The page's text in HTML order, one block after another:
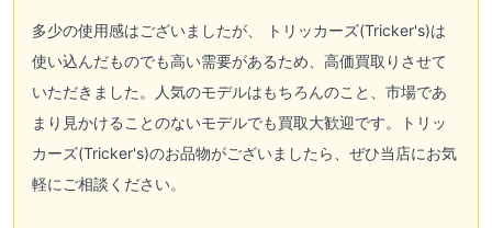
多少の使用感はございましたが、 トリッカーズ(Tricker's)は
使い込んだものでも高い需要があるため、高価買取りさせて
いただきました。人気のモデルはもちろんのこと、市場であ
まり見かけることのないモデルでも買取大歓迎です。
トリッ
カーズ(Tricker's)のお品物がございましたら、ぜひ当店にお気
軽にご相談ください。